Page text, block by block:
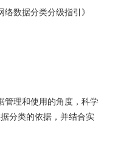
数据分类分级指引》
管理和使用的角度，科学
分类的依据，并结合实